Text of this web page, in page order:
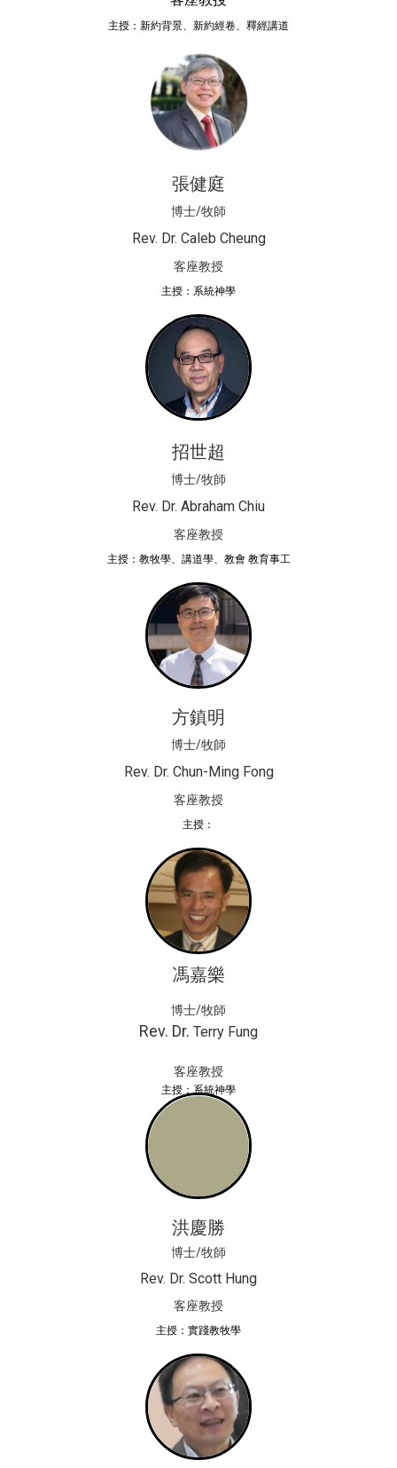
主授：新約背景、新約經卷、釋經講道
張健庭
博士/牧師
Rev. Dr. Caleb Cheung
客座教授
主授：系統神學
招世超
博士/牧師
Rev. Dr. Abraham Chiu
客座教授
主授：教牧學、講道學、教會 教育事工
方鎮明
博士/牧師
Rev. Dr. Chun-Ming Fong
客座教授
主授：
馮嘉樂
博士/牧師
Rev. Dr. Terry Fung
客座教授
主授：系統神學
洪慶勝
博士/牧師
Rev. Dr. Scott Hung
客座教授
主授：實踐教牧學